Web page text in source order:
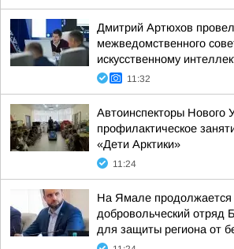
Дмитрий Артюхов
межведомственного
искусственному
11:32
Автоинспекторы Нового
профилактическое
«Дети Арктики»
11:24
На Ямале продолжается
добровольческий
для защиты региона от